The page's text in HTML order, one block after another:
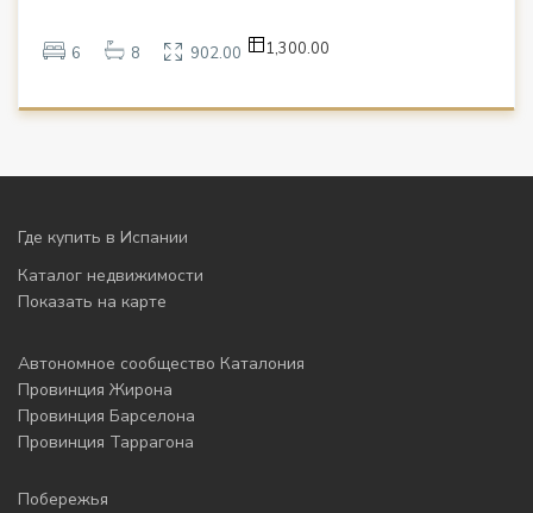
6 8 902.00 1,300.00
Где купить в Испании
Каталог недвижимости
Показать на карте
Автономное сообщество Каталония
Провинция Жирона
Провинция Барселона
Провинция Таррагона
Побережья